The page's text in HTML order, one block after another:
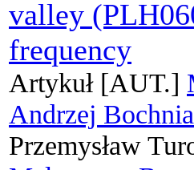
valley
frequency
Artykuł[AUT.]
Andrzej
Przemysław